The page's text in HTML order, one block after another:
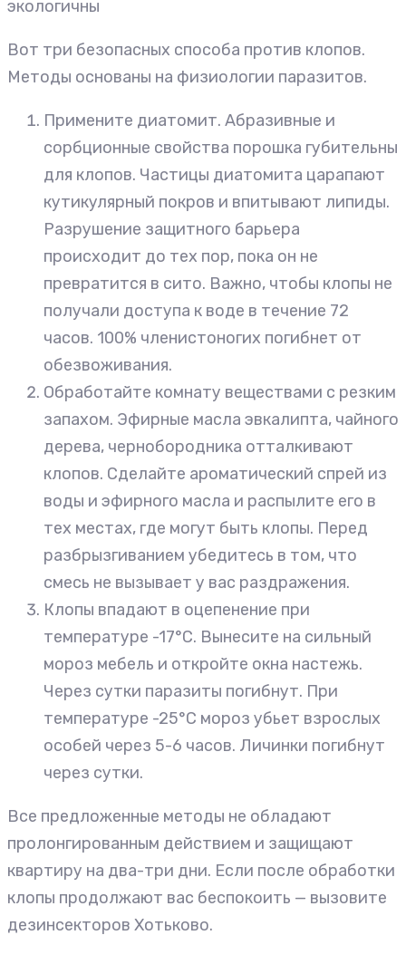
экологичны
Вот три безопасных способа против клопов.
Методы основаны на физиологии паразитов.
Примените диатомит. Абразивные и
сорбционные свойства порошка губительны
для клопов. Частицы диатомита царапают
кутикулярный покров и впитывают липиды.
Разрушение защитного барьера
происходит до тех пор, пока он не
превратится в сито. Важно, чтобы клопы не
получали доступа к воде в течение 72
часов. 100% членистоногих погибнет от
обезвоживания.
Обработайте комнату веществами с резким
запахом. Эфирные масла эвкалипта, чайного
дерева, чернобородника отталкивают
клопов. Сделайте ароматический спрей из
воды и эфирного масла и распылите его в
тех местах, где могут быть клопы. Перед
разбрызгиванием убедитесь в том, что
смесь не вызывает у вас раздражения.
Клопы впадают в оцепенение при
температуре -17°С. Вынесите на сильный
мороз мебель и откройте окна настежь.
Через сутки паразиты погибнут. При
температуре -25°С мороз убьет взрослых
особей через 5-6 часов. Личинки погибнут
через сутки.
Все предложенные методы не обладают
пролонгированным действием и защищают
квартиру на два-три дни. Если после обработки
клопы продолжают вас беспокоить — вызовите
дезинсекторов Хотьково.